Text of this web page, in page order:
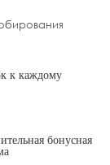
к каждому
бонусная